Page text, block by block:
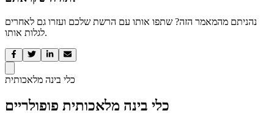
נהניתם מהמאמר הזה? שתפו אותו עם הרשת שלכם ועזרו גם לאחרים
לגלות אותו.
כלי בינה מלאכותית
כלי בינה מלאכותית פופולריים